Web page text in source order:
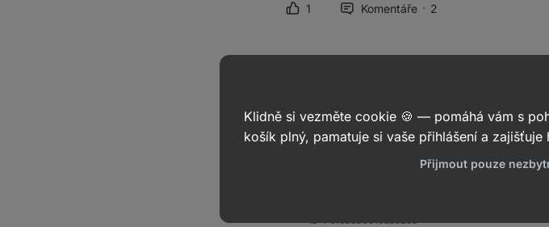
Označit příspěvek jako přínosný
1 Komentáře 2
Dobrý den, pořídila jsem si tento nakopavac +
třeba. Děkuji
Označit příspěvek jako přínosný
ID: P9feb3b091cda92c9
Klidně si vezměte cookie 🍪 — pomáhá vám s
košík plný, pamatuje si vaše přihlášení a
Přijmout pouze